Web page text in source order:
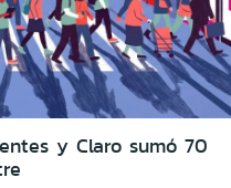
y Claro sumó 70